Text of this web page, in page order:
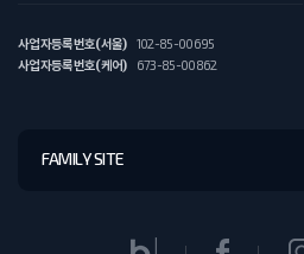
사업자등록번호(서울)
102-85-00695
사업자등록번호(케어)
673-85-00862
FAMILY SITE